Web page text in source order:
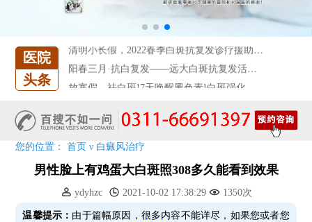
医院
头条
欢乐六一 “粽”享端午——彩绘童画世界 留住美丽瞬间
特邀原清华大学第一附属医院皮肤科主任28-29日来院会诊
您的位置：首页 ν 白癜风治疗
男性脸上有鸡蛋大白斑照308多久能看到效果
ydyhzc 2021-10-02 17:38:29 1350次
温馨提示： 由于篇幅原因，很多内容不能详尽，如果您或者您